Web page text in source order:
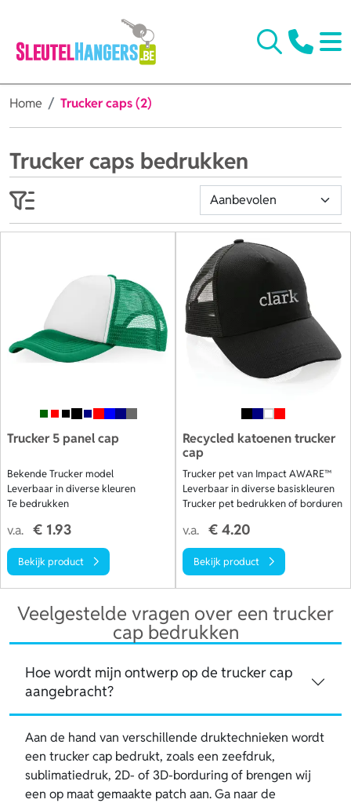
Home Trucker caps (2)
Trucker caps bedrukken
Trucker 5 panel cap
Bekende Trucker model
Leverbaar in diverse kleuren
Te bedrukken
v.a. € 1.93
Bekijk product
Recycled katoenen trucker
cap
Trucker pet van Impact AWARE™
Leverbaar in diverse basiskleuren
Trucker pet bedrukken of borduren
v.a. € 4.20
Bekijk product
Veelgestelde vragen over een trucker
cap bedrukken
Hoe wordt mijn ontwerp op de trucker cap
aangebracht?
Aan de hand van verschillende druktechnieken wordt
een trucker cap bedrukt, zoals een zeefdruk,
sublimatiedruk, 2D- of 3D-borduring of brengen wij
een op maat gemaakte patch aan. Ga naar de